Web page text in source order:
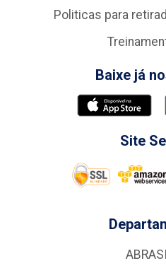
Politicas para
Baixe já
Site